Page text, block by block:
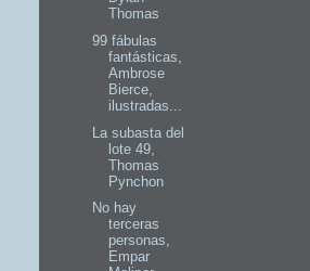
Thomas
99 fábulas
fantásticas,
Ambrose
Bierce,
ilustradas...
La subasta del
lote 49,
Thomas
Pynchon
No hay
terceras
personas,
Empar